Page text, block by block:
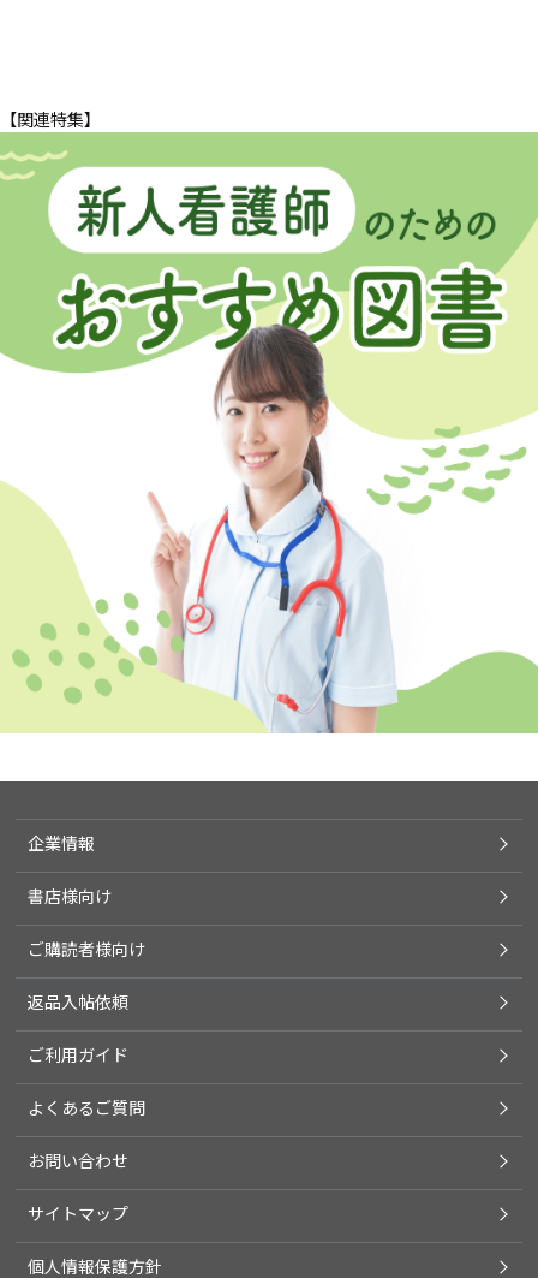
【関連特集】
企業情報
書店様向け
ご購読者様向け
返品入帖依頼
ご利用ガイド
よくあるご質問
お問い合わせ
サイトマップ
個人情報保護方針